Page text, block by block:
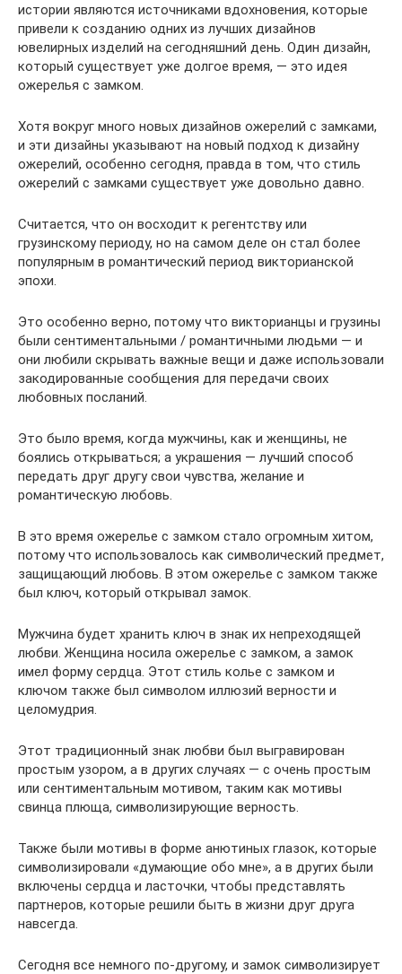
истории являются источниками вдохновения, которые
привели к созданию одних из лучших дизайнов
ювелирных изделий на сегодняшний день. Один дизайн,
который существует уже долгое время, — это идея
ожерелья с замком.
Хотя вокруг много новых дизайнов ожерелий с замками,
и эти дизайны указывают на новый подход к дизайну
ожерелий, особенно сегодня, правда в том, что стиль
ожерелий с замками существует уже довольно давно.
Считается, что он восходит к регентству или
грузинскому периоду, но на самом деле он стал более
популярным в романтический период викторианской
эпохи.
Это особенно верно, потому что викторианцы и грузины
были сентиментальными / романтичными людьми — и
они любили скрывать важные вещи и даже использовали
закодированные сообщения для передачи своих
любовных посланий.
Это было время, когда мужчины, как и женщины, не
боялись открываться; а украшения — лучший способ
передать друг другу свои чувства, желание и
романтическую любовь.
В это время ожерелье с замком стало огромным хитом,
потому что использовалось как символический предмет,
защищающий любовь. В этом ожерелье с замком также
был ключ, который открывал замок.
Мужчина будет хранить ключ в знак их непреходящей
любви. Женщина носила ожерелье с замком, а замок
имел форму сердца. Этот стиль колье с замком и
ключом также был символом иллюзий верности и
целомудрия.
Этот традиционный знак любви был выгравирован
простым узором, а в других случаях — с очень простым
или сентиментальным мотивом, таким как мотивы
свинца плюща, символизирующие верность.
Также были мотивы в форме анютиных глазок, которые
символизировали «думающие обо мне», а в других были
включены сердца и ласточки, чтобы представлять
партнеров, которые решили быть в жизни друг друга
навсегда.
Сегодня все немного по-другому, и замок символизирует